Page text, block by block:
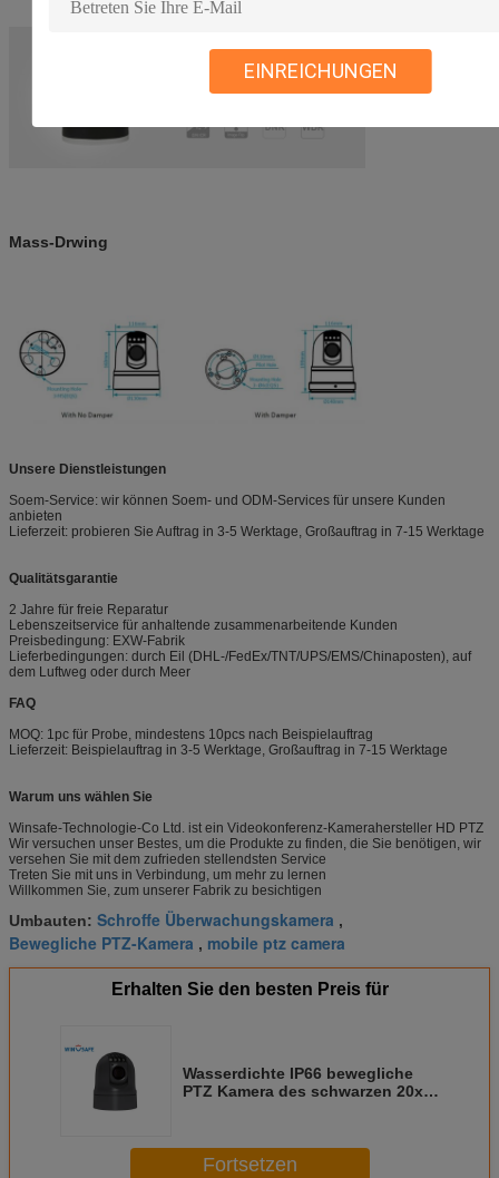
EINREICHUNGEN
Mass-Drwing
Unsere Dienstleistungen
Soem-Service: wir können Soem- und ODM-Services für unsere Kunden
anbieten
Lieferzeit: probieren Sie Auftrag in 3-5 Werktage, Großauftrag in 7-15 Werktage
Qualitätsgarantie
2 Jahre für freie Reparatur
Lebenszeitservice für anhaltende zusammenarbeitende Kunden
Preisbedingung: EXW-Fabrik
Lieferbedingungen: durch Eil (DHL-/FedEx/TNT/UPS/EMS/Chinaposten), auf
dem Luftweg oder durch Meer
FAQ
MOQ: 1pc für Probe, mindestens 10pcs nach Beispielauftrag
Lieferzeit: Beispielauftrag in 3-5 Werktage, Großauftrag in 7-15 Werktage
Warum uns wählen Sie
Winsafe-Technologie-Co Ltd. ist ein Videokonferenz-Kamerahersteller HD PTZ
Wir versuchen unser Bestes, um die Produkte zu finden, die Sie benötigen, wir
versehen Sie mit dem zufrieden stellendsten Service
Treten Sie mit uns in Verbindung, um mehr zu lernen
Willkommen Sie, zum unserer Fabrik zu besichtigen
Umbauten: Schroffe Überwachungskamera ,
Bewegliche PTZ-Kamera , mobile ptz camera
Erhalten Sie den besten Preis für
Wasserdichte IP66 bewegliche
PTZ Kamera des schwarzen 20x
Fortsetzen